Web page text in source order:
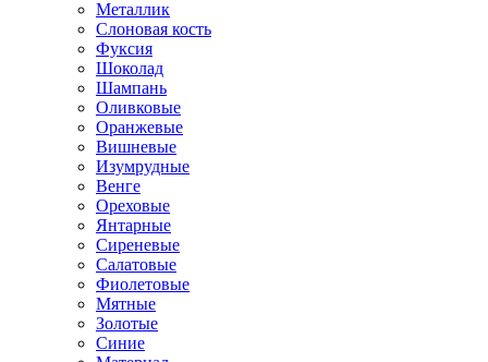
Металлик
Слоновая кость
Фуксия
Шоколад
Шампань
Оливковые
Оранжевые
Вишневые
Изумрудные
Венге
Ореховые
Янтарные
Сиреневые
Салатовые
Фиолетовые
Мятные
Золотые
Синие